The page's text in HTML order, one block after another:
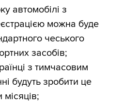
автомобілі з
можна буде
чеського
засобів;
з тимчасовим
будуть зробити це